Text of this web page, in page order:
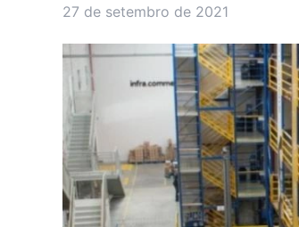
27 de setembro de 2021